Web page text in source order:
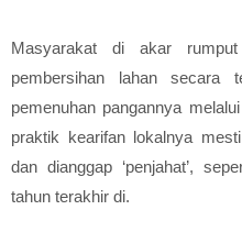
Masyarakat di akar
pembersihan lahan secara
pemenuhan pangannya
praktik kearifan lokalnya
dan dianggap ‘penjahat’,
tahun terakhir di.